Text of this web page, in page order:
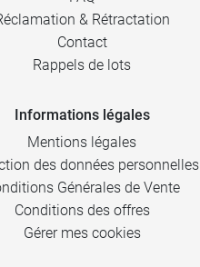
& Rétractation
Contact
Rappels de lots
Informations légales
Mentions légales
des données personnelles
Générales de Vente
Conditions des offres
Gérer mes cookies